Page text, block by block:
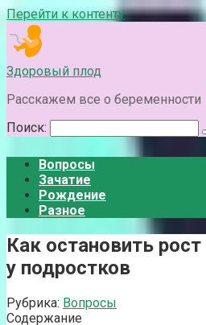
Перейти к контенту
Здоровый плод
Расскажем все о беременности
Поиск:
Вопросы
Зачатие
Рождение
Разное
Как остановить
у подростков
Рубрика: Вопросы
Содержание